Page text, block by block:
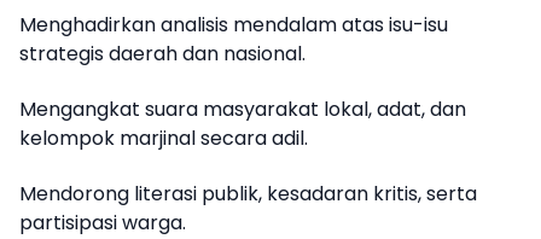
Menghadirkan analisis mendalam atas isu-isu
strategis daerah dan nasional.
Mengangkat suara masyarakat lokal, adat, dan
kelompok marjinal secara adil.
Mendorong literasi publik, kesadaran kritis, serta
partisipasi warga.